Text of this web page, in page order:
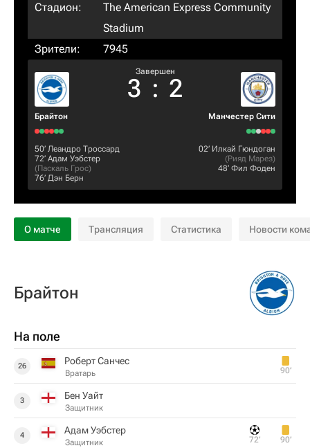
Стадион:
The American Express Community
Stadium
Зрители:
7945
Брайтон
Завершен
3 : 2
Манчестер Сити
50‎’‎ Леандро Троссард
72‎’‎ Адам Уэбстер
(Паскаль Грос)
76‎’‎ Дэн Берн
02‎’‎ Илкай Гюндоган
(Рияд Марез)
48‎’‎ Фил Фоден
О матче Трансляция Статистика Новости
Брайтон
На поле
26 Роберт Санчес
Вратарь 90‎’‎
3 Бен Уайт
Защитник
4 Адам Уэбстер
Защитник 72‎’‎ 90‎’‎